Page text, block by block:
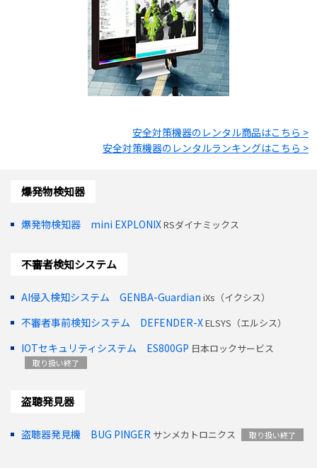
安全対策機器のレンタル商品はこちら >
安全対策機器のレンタルランキングはこちら >
爆発物検知器
爆発物検知器 mini EXPLONIXRSダイナミックス
不審者検知システム
AI侵入検知システム GENBA-Guardian iXs（イクシス）
不審者事前検知システム DEFENDER-XELSYS（エルシス）
IOTセキュリティシステム ES800GP 日本ロックサービス
取り扱い終了
盗聴発見器
盗聴器発見機 BUG PINGER サンメカトロニクス 取り扱い終了